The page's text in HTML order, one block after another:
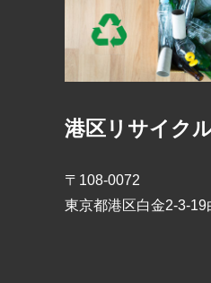
港区リサイク
〒108-0072
東京都港区白金2-3-